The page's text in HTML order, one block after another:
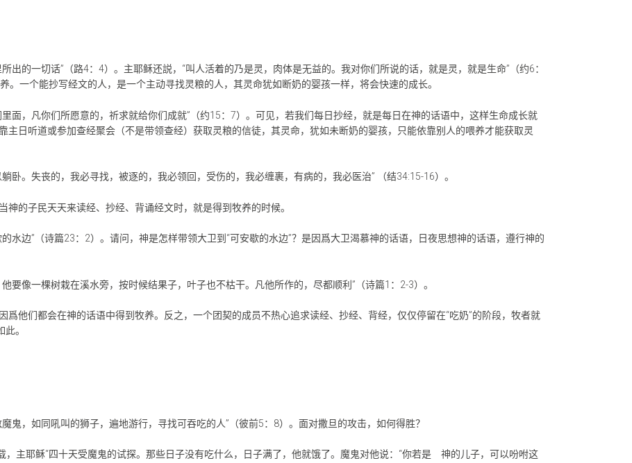
出的一切话”（路4：4）。主耶稣还説，“叫人活着的乃是灵，肉体是无益的。我对你们所说的话，就是灵，就是生命”（约6：
。一个能抄写经文的人，是一个主动寻找灵粮的人，其灵命犹如断奶的婴孩一样，将会快速的成长。
面，凡你们所愿意的，祈求就给你们成就”（约15：7）。可见，若我们每日抄经，就是每日在神的话语中，这样生命成长就
主日听道或参加查经聚会（不是带领查经）获取灵粮的信徒，其灵命，犹如未断奶的婴孩，只能依靠别人的喂养才能获取灵
卧。失丧的，我必寻找，被逐的，我必领回，受伤的，我必缠裹，有病的，我必医治” （结34:15-16）。
的子民天天来读经、抄经、背诵经文时，就是得到牧养的时候。
水边”（诗篇23：2）。请问，神是怎样带领大卫到“可安歇的水边”？是因爲大卫渴慕神的话语，日夜思想神的话语，遵行神的
要像一棵树栽在溪水旁，按时候结果子，叶子也不枯干。凡他所作的，尽都顺利”（诗篇1：2-3）。
爲他们都会在神的话语中得到牧养。反之，一个团契的成员不热心追求读经、抄经、背经，仅仅停留在“吃奶”的阶段，牧者就
。
鬼，如同吼叫的狮子，遍地游行，寻找可吞吃的人”（彼前5：8）。面对撒旦的攻击，如何得胜？
，主耶稣“四十天受魔鬼的试探。那些日子没有吃什么，日子满了，他就饿了。魔鬼对他说：“你若是 神的儿子，可以吩咐这